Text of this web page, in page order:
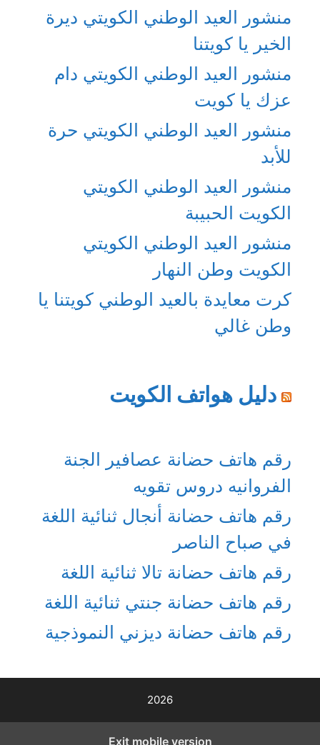
منشور العيد الوطني الكويتي ديرة
الخير يا كويتنا
منشور العيد الوطني الكويتي دام
عزك يا كويت
منشور العيد الوطني الكويتي حرة
للأبد
منشور العيد الوطني الكويتي
الكويت الحبيبة
منشور العيد الوطني الكويتي
الكويت وطن النهار
كرت معايدة بالعيد الوطني كويتنا يا
وطن غالي
دليل هواتف الكويت
رقم هاتف حضانة عصافير الجنة
الفروانيه دروس تقويه
رقم هاتف حضانة أنجال ثنائية اللغة
في صباح الناصر
رقم هاتف حضانة تالا ثنائية اللغة
رقم هاتف حضانة جنتي ثنائية اللغة
رقم هاتف حضانة ديزني النموذجية
2026
Exit mobile version